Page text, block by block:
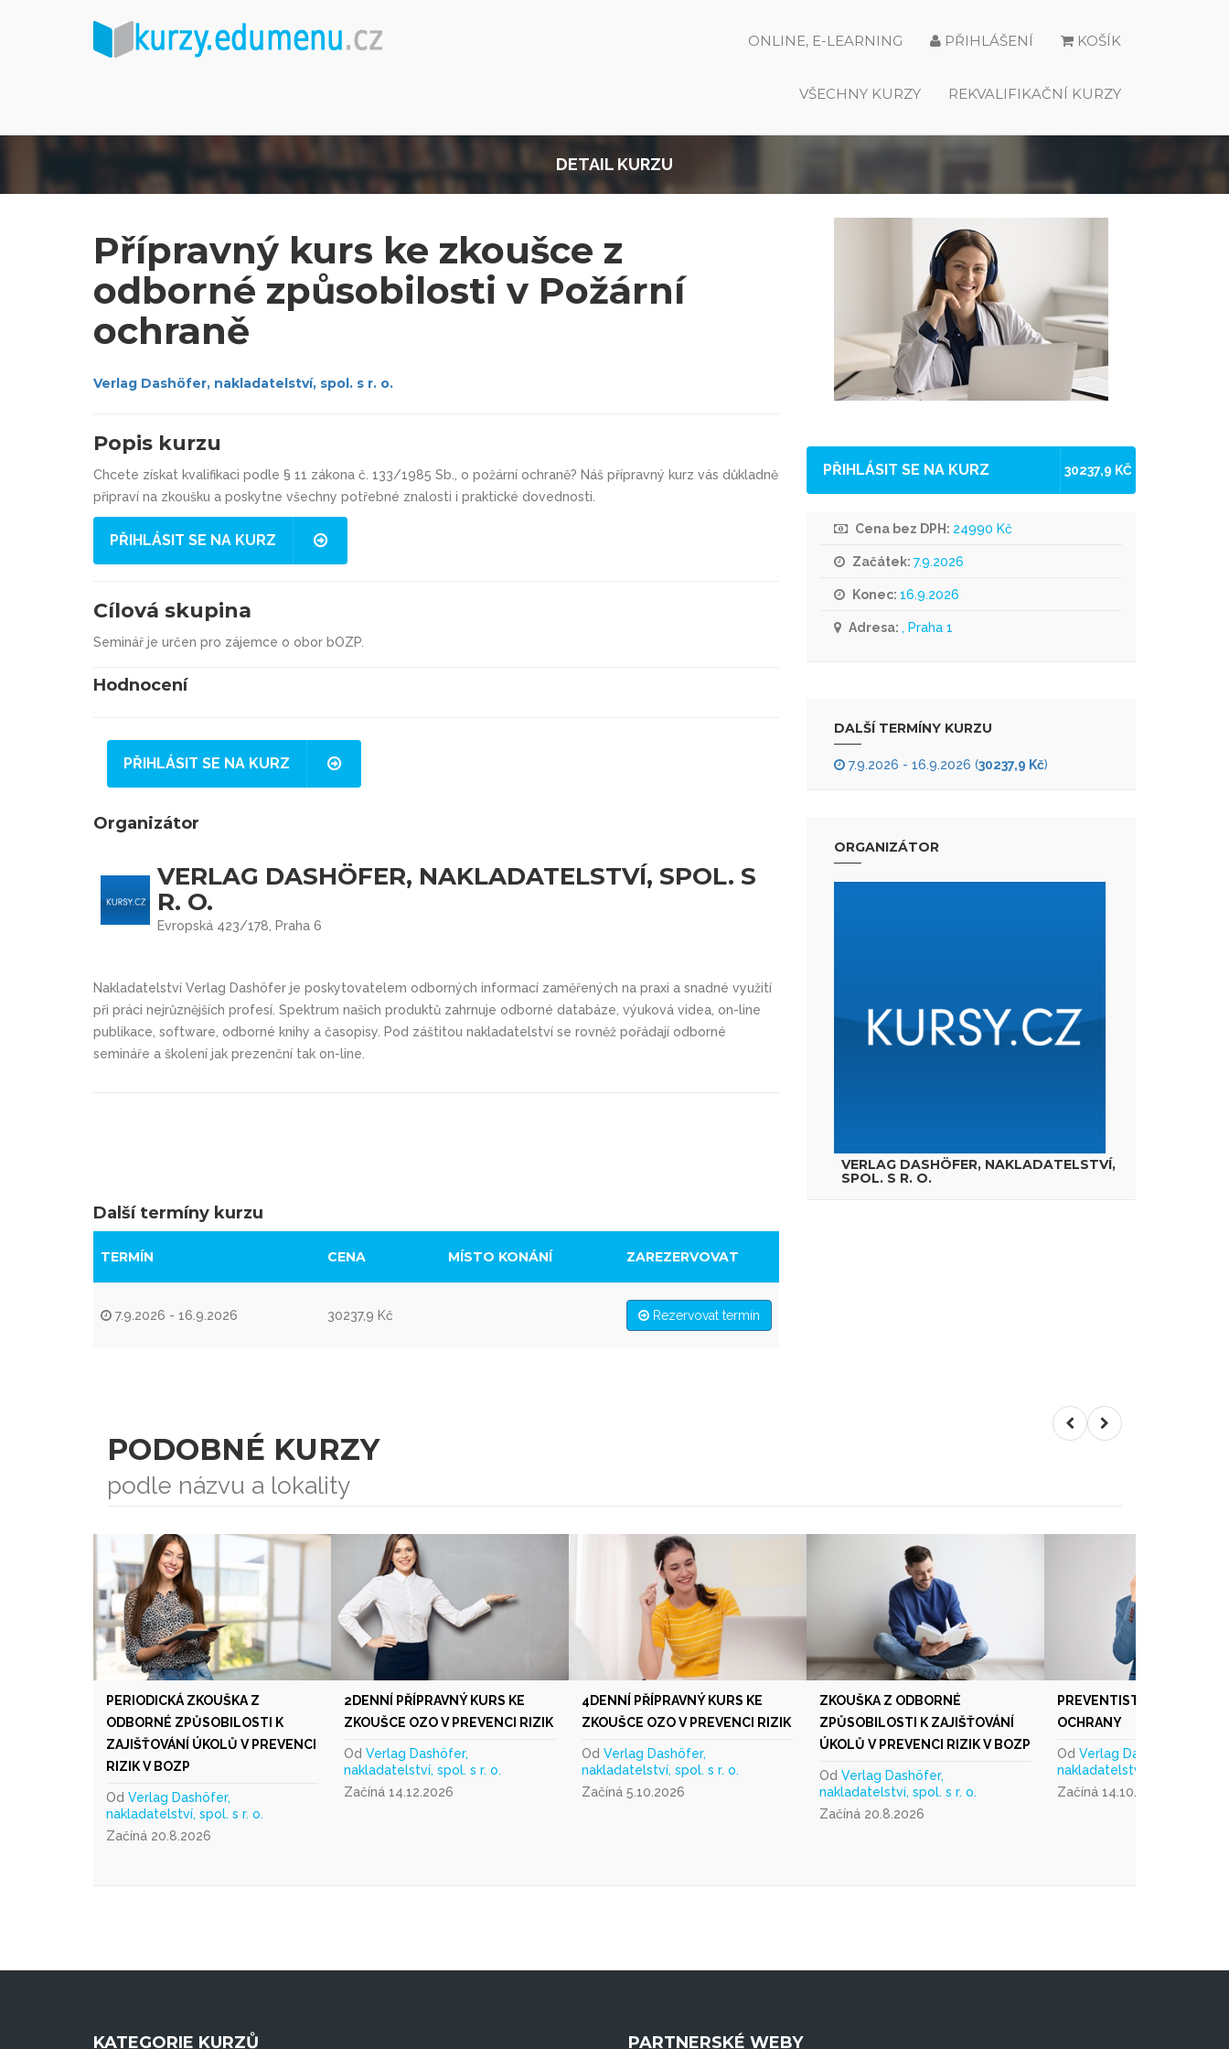
KOŠÍK
PŘIHLÁŠENÍ
ONLINE, E-LEARNING
REKVALIFIKAČNÍ KURZY
VŠECHNY KURZY
DETAIL KURZU
Přípravný kurs ke zkoušce z
odborné způsobilosti v Požární
ochraně
Verlag Dashöfer, nakladatelství, spol. s r. o.
Popis kurzu
Chcete získat kvalifikaci podle § 11 zákona č. 133/1985 Sb., o požární ochraně? Náš přípravný kurz vás důkladně
připraví na zkoušku a poskytne všechny potřebné znalosti i praktické dovednosti.
PŘIHLÁSIT SE NA KURZ
Cílová skupina
Seminář je určen pro zájemce o obor bOZP.
Hodnocení
PŘIHLÁSIT SE NA KURZ
Organizátor
VERLAG DASHÖFER, NAKLADATELSTVÍ, SPOL. S
R. O.
Evropská 423/178, Praha 6
Nakladatelství Verlag Dashöfer je poskytovatelem odborných informací zaměřených na praxi a snadné využití
při práci nejrůznějších profesí. Spektrum našich produktů zahrnuje odborné databáze, výuková videa, on-line
publikace, software, odborné knihy a časopisy. Pod záštitou nakladatelství se rovněž pořádají odborné
semináře a školení jak prezenční tak on-line.
Další termíny kurzu
TERMÍN CENA MÍSTO KONÁNÍ ZAREZERVOVAT
7.9.2026 - 16.9.2026 30237,9 Kč Rezervovat termín
PŘIHLÁSIT SE NA KURZ 30237,9 KČ
Cena bez DPH: 24990 Kč
Začátek: 7.9.2026
Konec: 16.9.2026
Adresa: , Praha 1
DALŠÍ TERMÍNY KURZU
7.9.2026 - 16.9.2026 (30237,9 Kč)
ORGANIZÁTOR
VERLAG DASHÖFER, NAKLADATELSTVÍ,
SPOL. S R. O.
PODOBNÉ KURZY
podle názvu a lokality
PERIODICKÁ ZKOUŠKA Z
ODBORNÉ ZPŮSOBILOSTI K
ZAJIŠŤOVÁNÍ ÚKOLŮ V PREVENCI
RIZIK V BOZP
Od Verlag Dashöfer,
nakladatelství, spol. s r. o.
Začíná 20.8.2026
2DENNÍ PŘÍPRAVNÝ KURS KE
ZKOUŠCE OZO V PREVENCI RIZIK
Od Verlag Dashöfer,
nakladatelství, spol. s r. o.
Začíná 14.12.2026
4DENNÍ PŘÍPRAVNÝ KURS KE
ZKOUŠCE OZO V PREVENCI RIZIK
Od Verlag Dashöfer,
nakladatelství, spol. s r. o.
Začíná 5.10.2026
ZKOUŠKA Z ODBORNÉ
ZPŮSOBILOSTI K ZAJIŠŤOVÁNÍ
ÚKOLŮ V PREVENCI RIZIK V BOZP
Od Verlag Dashöfer,
nakladatelství, spol. s r. o.
Začíná 20.8.2026
PREVENTISTA POŽÁRNÍ
OCHRANY
Od Verlag Dashöfer,
nakladatelství, spol. s r. o.
Začíná 14.10.2026
KATEGORIE KURZŮ PARTNERSKÉ WEBY